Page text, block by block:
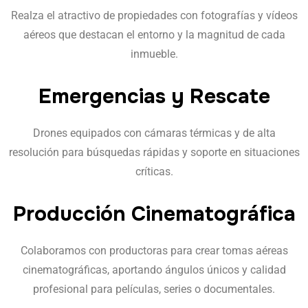
Realza el atractivo de propiedades con fotografías y vídeos
aéreos que destacan el entorno y la magnitud de cada
inmueble.
Emergencias y Rescate
Drones equipados con cámaras térmicas y de alta
resolución para búsquedas rápidas y soporte en situaciones
críticas.
Producción Cinematográfica
Colaboramos con productoras para crear tomas aéreas
cinematográficas, aportando ángulos únicos y calidad
profesional para películas, series o documentales.